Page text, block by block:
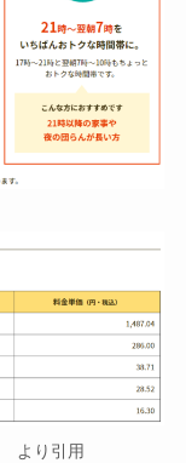
より引用